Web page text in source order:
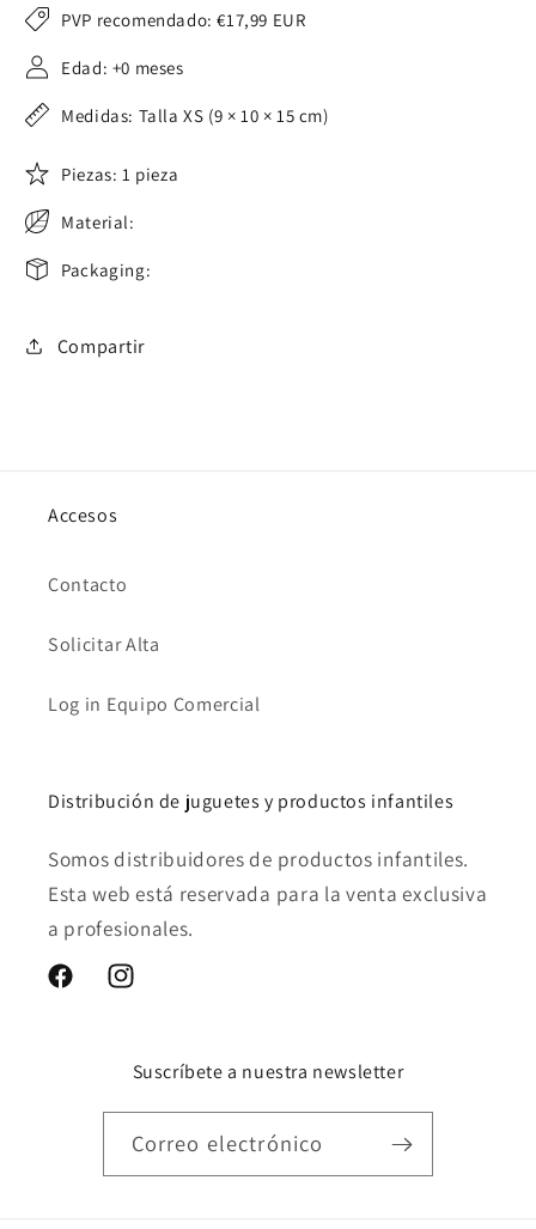
PVP recomendado:€17,99 EUR
Edad: +0 meses
Medidas: Talla XS (9 × 10 × 15 cm)
Piezas: 1 pieza
Material:
Packaging:
Compartir
Accesos
Contacto
Solicitar Alta
Log in Equipo Comercial
Distribución de juguetes y productos infantiles
Somos distribuidores de productos infantiles.
Esta web está reservada para la venta exclusiva
a profesionales.
FacebookInstagram
Suscríbete a nuestra newsletter
Correo electrónico